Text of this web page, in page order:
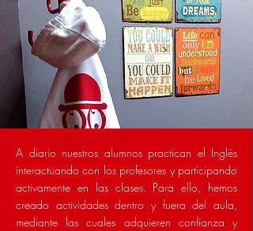
A diario nuestros alumnos practican el Inglés
interactuando con los profesores y participando
activamente en las clases. Para ello, hemos
creado actividades dentro y fuera del aula,
mediante las cuales adquieren confianza y